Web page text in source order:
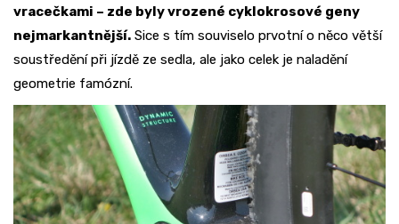
vracečkami – zde byly vrozené cyklokrosové geny
nejmarkantnější. Sice s tím souviselo prvotní o něco větší
soustředění při jízdě ze sedla, ale jako celek je naladění
geometrie famózní.